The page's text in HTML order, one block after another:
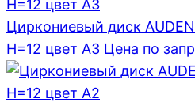
Циркониевый диск
H=12 цвет A3 Цена по